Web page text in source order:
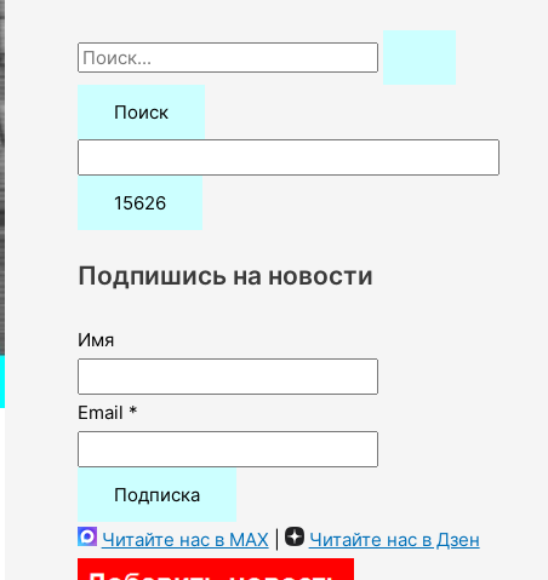
П
о
:
Подпишись на новости
Имя
Email *
Читайте нас в MAX Читайте нас в Дзен